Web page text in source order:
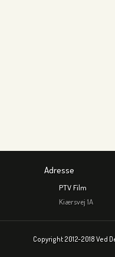
Adresse
PTV Film
Kiærsvej 1A
Copyright 2012-2018 Ved